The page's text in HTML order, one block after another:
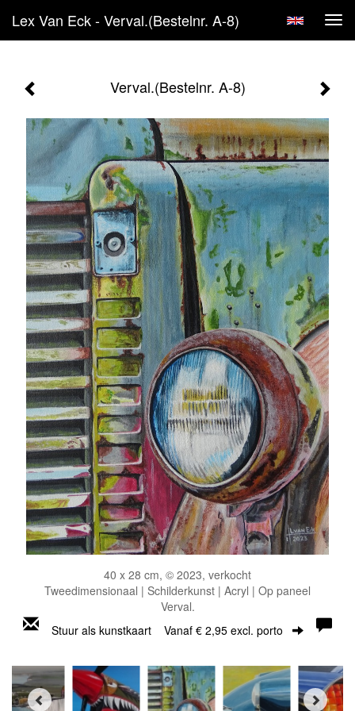
Lex Van Eck - Verval.(Bestelnr. A-8)
Verval.(Bestelnr. A-8)
40 x 28 cm, © 2023, verkocht
Tweedimensionaal | Schilderkunst | Acryl | Op paneel
Verval.
Stuur als kunstkaart Vanaf € 2,95 excl. porto